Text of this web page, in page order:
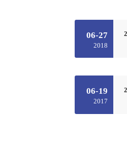
06-27
2018
06-19
2017